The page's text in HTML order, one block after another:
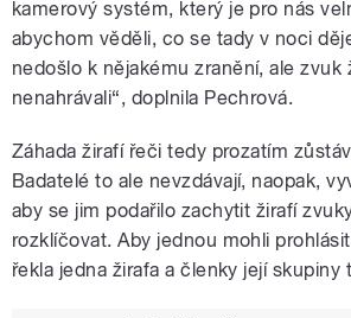
kamerový systém, který je pro nás
abychom věděli, co se tady v noci
nedošlo k nějakému zranění, ale zvuk
nenahrávali“, doplnila Pechrová.
Záhada žirafí řeči tedy prozatím
Badatelé to ale nevzdávají, naopak,
aby se jim podařilo zachytit žirafí
rozklíčovat. Aby jednou mohli
řekla jedna žirafa a členky její skupiny